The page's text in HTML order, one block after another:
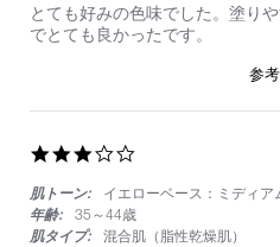
Review
by
2025
review
stating
とても好みの色味でした。塗り
でとても良かったです。
rating
肌トーン:
イエローベース：ミディア
年齢:
35～44歳
肌タイプ:
混合肌（脂性乾燥肌）